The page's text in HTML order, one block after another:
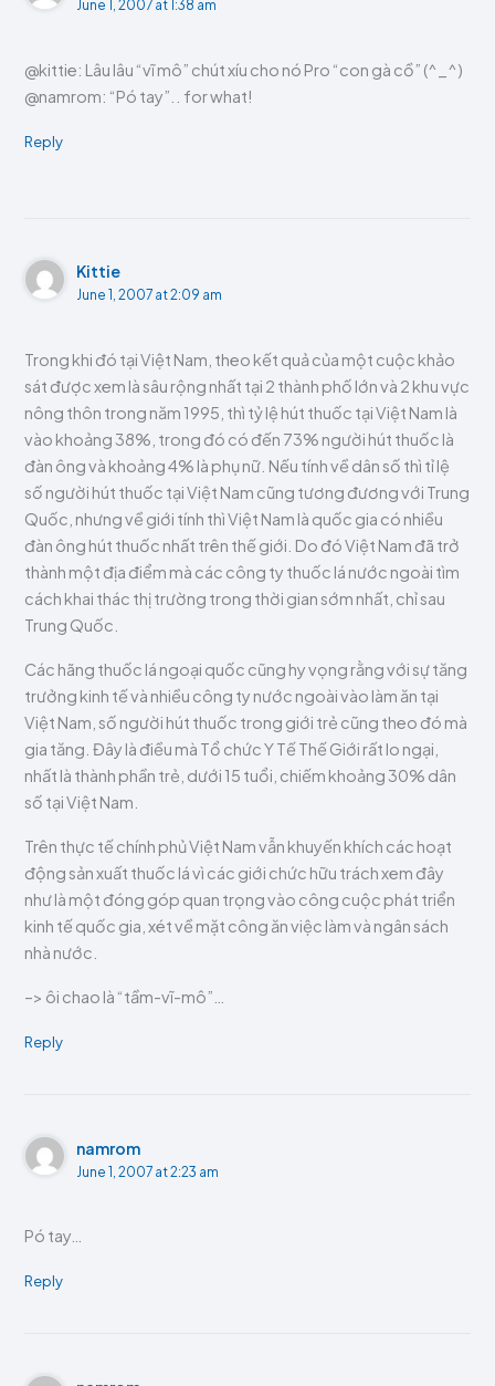
June 1, 2007 at 1:38 am
@kittie: Lâu lâu “vĩ mô” chút xíu cho nó Pro “con gà cồ” (^_^)
@namrom: “Pó tay”.. for what!
Reply
Kittie
June 1, 2007 at 2:09 am
Trong khi đó tại Việt Nam, theo kết quả của một cuộc khảo
sát được xem là sâu rộng nhất tại 2 thành phố lớn và 2 khu vực
nông thôn trong năm 1995, thì tỷ lệ hút thuốc tại Việt Nam là
vào khoảng 38%, trong đó có đến 73% người hút thuốc là
đàn ông và khoảng 4% là phụ nữ. Nếu tính về dân số thì tỉ lệ
số người hút thuốc tại Việt Nam cũng tương đương với Trung
Quốc, nhưng về giới tính thì Việt Nam là quốc gia có nhiều
đàn ông hút thuốc nhất trên thế giới. Do đó Việt Nam đã trở
thành một địa điểm mà các công ty thuốc lá nước ngoài tìm
cách khai thác thị trường trong thời gian sớm nhất, chỉ sau
Trung Quốc.
Các hãng thuốc lá ngoại quốc cũng hy vọng rằng với sự tăng
trưởng kinh tế và nhiều công ty nước ngoài vào làm ăn tại
Việt Nam, số người hút thuốc trong giới trẻ cũng theo đó mà
gia tăng. Đây là điều mà Tổ chức Y Tế Thế Giới rất lo ngại,
nhất là thành phần trẻ, dưới 15 tuổi, chiếm khoảng 30% dân
số tại Việt Nam.
Trên thực tế chính phủ Việt Nam vẫn khuyến khích các hoạt
động sản xuất thuốc lá vì các giới chức hữu trách xem đây
như là một đóng góp quan trọng vào công cuộc phát triển
kinh tế quốc gia, xét về mặt công ăn việc làm và ngân sách
nhà nước.
–> ôi chao là “tầm-vĩ-mô”…
Reply
namrom
June 1, 2007 at 2:23 am
Pó tay…
Reply